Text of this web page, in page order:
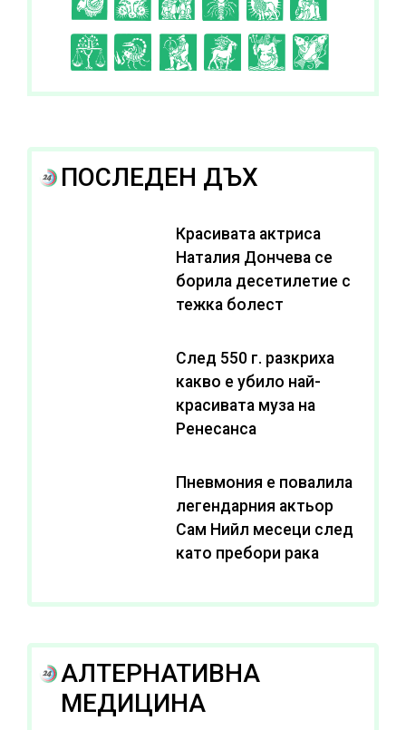
I J K L A B
ПОСЛЕДЕН ДЪХ
Красивата актриса
Наталия Дончева се
борила десетилетие с
тежка болест
След 550 г. разкриха
какво е убило най-
красивата муза на
Ренесанса
Пневмония е повалила
легендарния актьор
Сам Нийл месеци след
като пребори рака
АЛТЕРНАТИВНА
МЕДИЦИНА